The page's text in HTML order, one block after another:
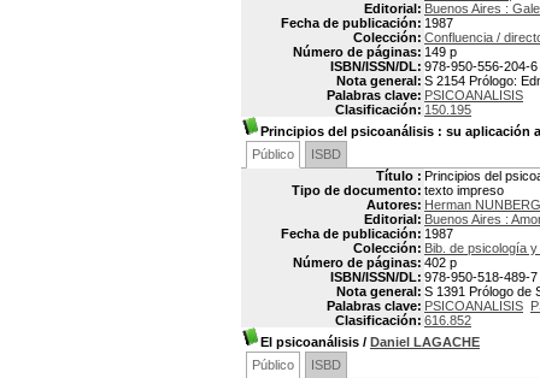
Editorial: Buenos Aires :
Fecha de publicación: 1987
Colección: Confluencia /
Número de páginas: 149 p
ISBN/ISSN/DL: 978-950-556-204-6
Nota general: S 2154 Prólogo:
Palabras clave: PSICOANALISIS
Clasificación: 150.195
Principios del psicoanálisis : su aplicación
Público
ISBD
Título : Principios del
Tipo de documento: texto impreso
Autores: Herman NUNBERG
Editorial: Buenos Aires :
Fecha de publicación: 1987
Colección: Bib. de psicología
Número de páginas: 402 p
ISBN/ISSN/DL: 978-950-518-489-7
Nota general: S 1391 Prólogo de
Palabras clave: PSICOANALISIS
Clasificación: 616.852
El psicoanálisis / Daniel LAGACHE
Público
ISBD